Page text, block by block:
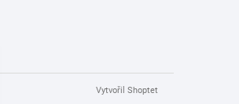
Vytvořil Shoptet